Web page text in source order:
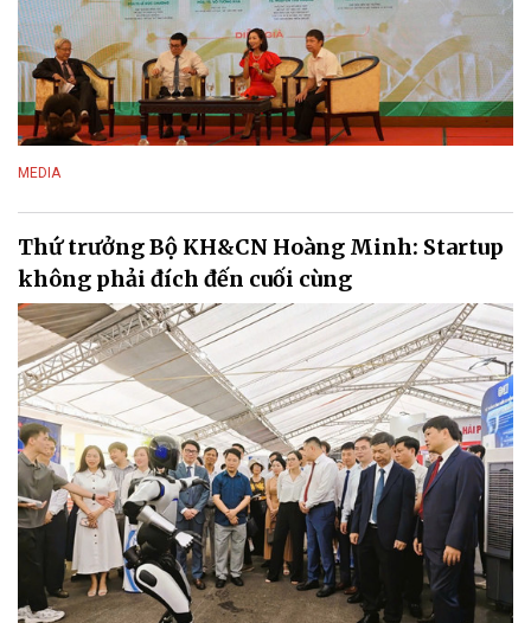
MEDIA
Thứ trưởng Bộ KH&CN Hoàng Minh: Startup
không phải đích đến cuối cùng